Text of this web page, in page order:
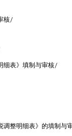
核/
细表》填制与审核/
调整明细表》的填制与